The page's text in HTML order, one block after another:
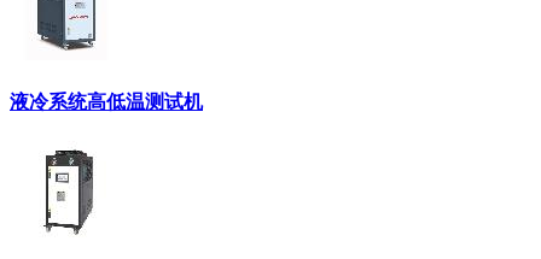
液冷系统高低温测试机